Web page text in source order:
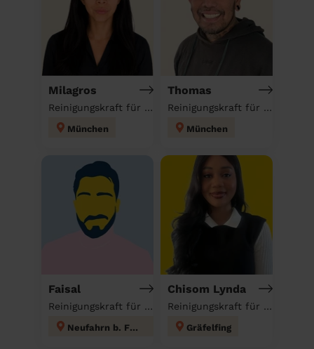
Milagros
Reinigungskraft für deinen Haushalt
München
Thomas
Reinigungskraft für deinen Haushalt
München
Faisal
Reinigungskraft für deinen Haushalt
Neufahrn b. Freising
Chisom Lynda
Reinigungskraft für deinen Haushalt
Gräfelfing